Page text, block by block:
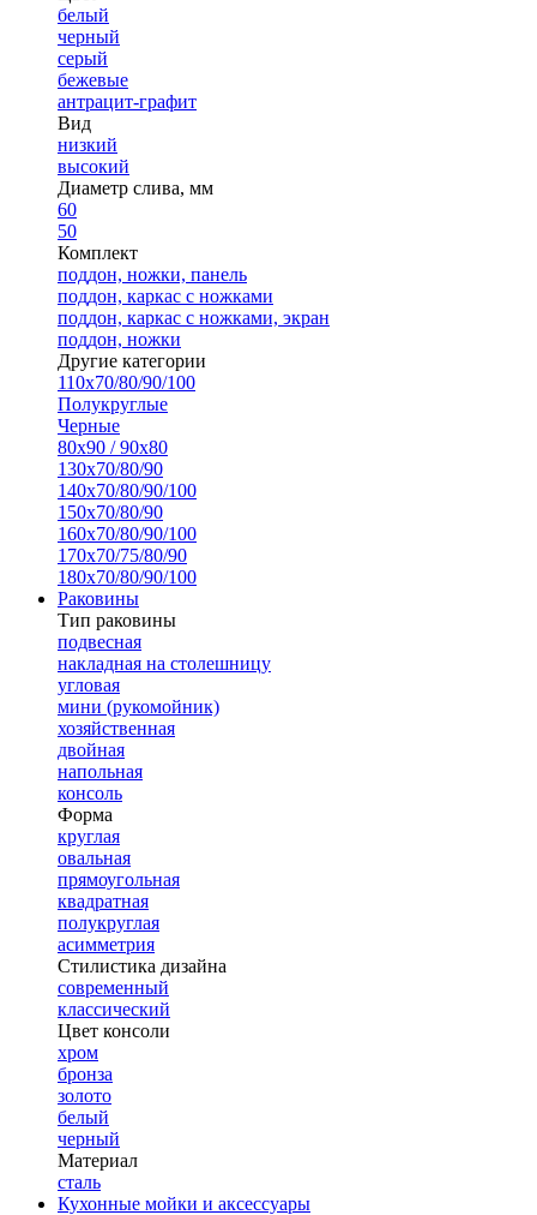
белый
черный
серый
бежевые
антрацит-графит
Вид
низкий
высокий
Диаметр слива, мм
60
50
Комплект
поддон, ножки, панель
поддон, каркас с ножками
поддон, каркас с ножками, экран
поддон, ножки
Другие категории
110х70/80/90/100
Полукруглые
Черные
80х90 / 90х80
130х70/80/90
140х70/80/90/100
150х70/80/90
160х70/80/90/100
170х70/75/80/90
180х70/80/90/100
Раковины
Тип раковины
подвесная
накладная на столешницу
угловая
мини (рукомойник)
хозяйственная
двойная
напольная
консоль
Форма
круглая
овальная
прямоугольная
квадратная
полукруглая
асимметрия
Стилистика дизайна
современный
классический
Цвет консоли
хром
бронза
золото
белый
черный
Материал
сталь
Кухонные мойки и аксессуары